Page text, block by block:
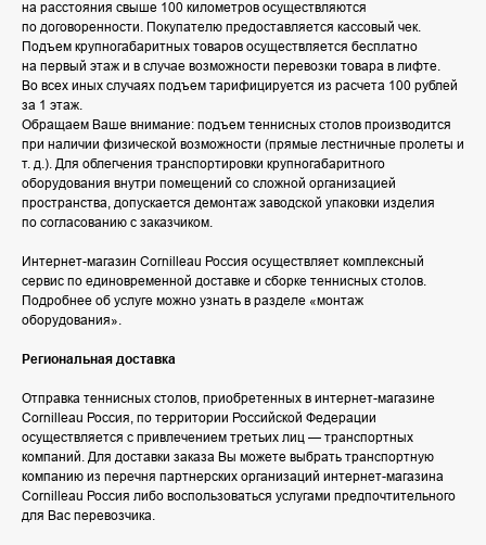
на расстояния свыше 100 километров осуществляются
по договоренности. Покупателю предоставляется кассовый чек.
Подъем крупногабаритных товаров осуществляется бесплатно
на первый этаж и в случае возможности перевозки товара в лифте.
Во всех иных случаях подъем тарифицируется из расчета 100 рублей
за 1 этаж.
Обращаем Ваше внимание: подъем теннисных столов производится
при наличии физической возможности (прямые лестничные пролеты и
т. д.). Для облегчения транспортировки крупногабаритного
оборудования внутри помещений со сложной организацией
пространства, допускается демонтаж заводской упаковки изделия
по согласованию с заказчиком.
Интернет-магазин Cornilleau Россия осуществляет комплексный
сервис по единовременной доставке и сборке теннисных столов.
Подробнее об услуге можно узнать в разделе «монтаж
оборудования».
Региональная доставка
Отправка теннисных столов, приобретенных в интернет-магазине
Cornilleau Россия, по территории Российской Федерации
осуществляется с привлечением третьих лиц — транспортных
компаний. Для доставки заказа Вы можете выбрать транспортную
компанию из перечня партнерских организаций интернет-магазина
Cornilleau Россия либо воспользоваться услугами предпочтительного
для Вас перевозчика.